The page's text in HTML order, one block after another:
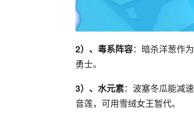
2）、毒系阵容：暗杀洋葱作
勇士。
3）、水元素：波塞冬瓜能减
音莲，可用雪绒女王暂代。